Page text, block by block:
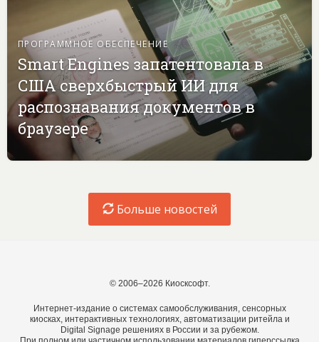
ПРОГРАММНОЕ ОБЕСПЕЧЕНИЕ
Smart Engines запатентовала в
США сверхбыстрый ИИ для
распознавания документов в
браузере
Больше новостей
© 2006–2026 Киосксофт.
Интернет-издание о системах самообслуживания, сенсорных
киосках, интерактивных технологиях, автоматизации ритейла и
Digital Signage решениях в России и за рубежом.